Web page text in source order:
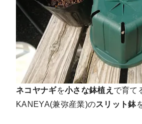
ネコヤナギを小さな鉢植え で育て
KANEYA(兼弥産業)のスリット鉢